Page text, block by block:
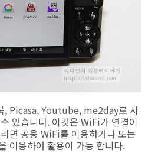
, Picasa, Youtube, me2day로 사
있습니다. 이것은 WiFi가 연결이
면 공용 WiFi를 이용하거나 또는
이용하여 활용이 가능 합니다.